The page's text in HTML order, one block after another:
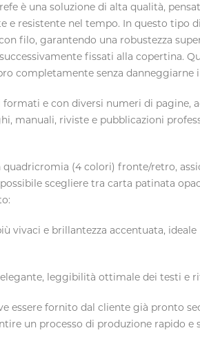
è una soluzione di alta qualità,
e resistente nel tempo. In questo tipo
filo, garantendo una robustezza
fissati alla copertina.
completamente senza danneggiarne
formati e con diversi numeri di pagine,
manuali, riviste e pubblicazioni
quadricromia (4 colori) fronte/retro,
scegliere tra carta patinata
vivaci e brillantezza accentuata,
leggibilità ottimale dei testi e
essere fornito dal cliente già pronto
un processo di produzione rapido e